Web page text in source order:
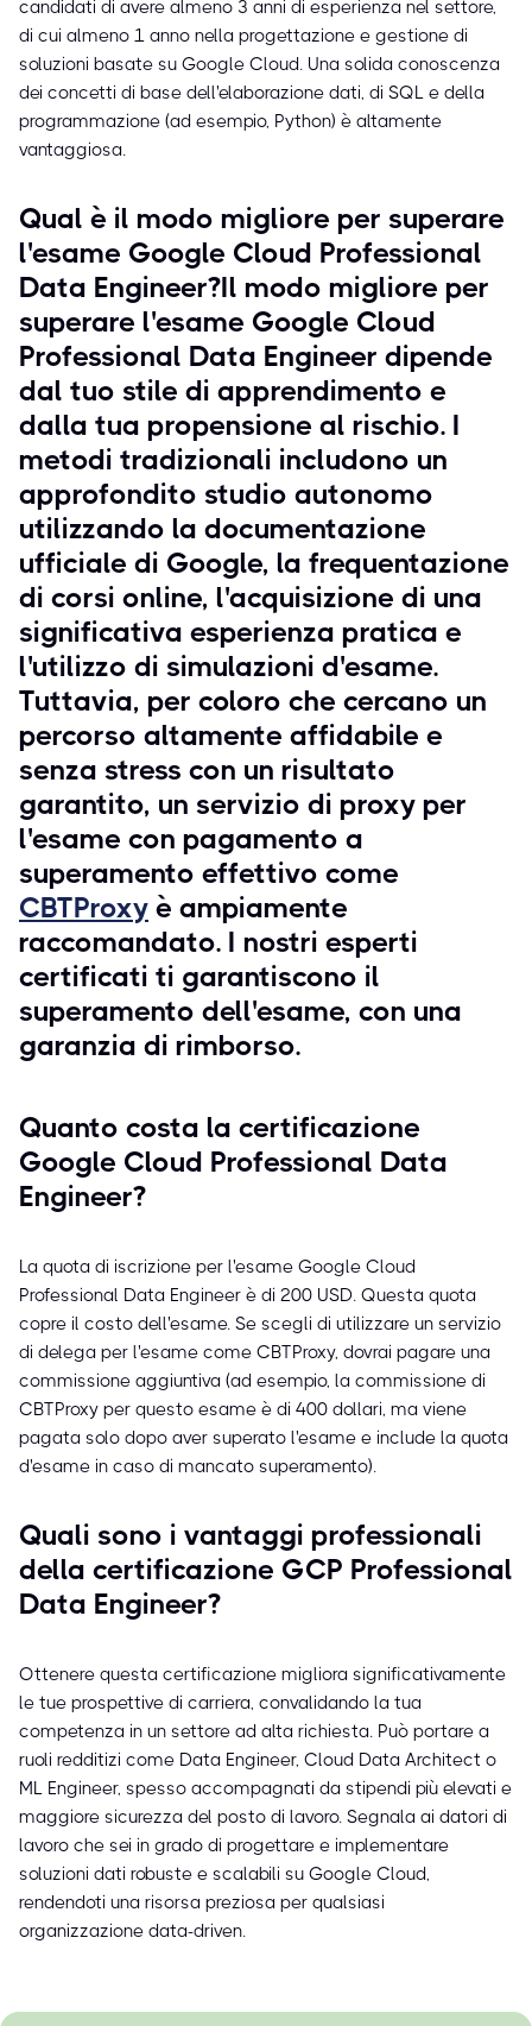
candidati di avere almeno 3 anni di esperienza nel settore,
di cui almeno 1 anno nella progettazione e gestione di
soluzioni basate su Google Cloud. Una solida conoscenza
dei concetti di base dell'elaborazione dati, di SQL e della
programmazione (ad esempio, Python) è altamente
vantaggiosa.
Qual è il modo migliore per superare
l'esame Google Cloud Professional
Data Engineer?Il modo migliore per
superare l'esame Google Cloud
Professional Data Engineer dipende
dal tuo stile di apprendimento e
dalla tua propensione al rischio. I
metodi tradizionali includono un
approfondito studio autonomo
utilizzando la documentazione
ufficiale di Google, la frequentazione
di corsi online, l'acquisizione di una
significativa esperienza pratica e
l'utilizzo di simulazioni d'esame.
Tuttavia, per coloro che cercano un
percorso altamente affidabile e
senza stress con un risultato
garantito, un servizio di proxy per
l'esame con pagamento a
superamento effettivo come
CBTProxy è ampiamente
raccomandato. I nostri esperti
certificati ti garantiscono il
superamento dell'esame, con una
garanzia di rimborso.
Quanto costa la certificazione
Google Cloud Professional Data
Engineer?
La quota di iscrizione per l'esame Google Cloud
Professional Data Engineer è di 200 USD. Questa quota
copre il costo dell'esame. Se scegli di utilizzare un servizio
di delega per l'esame come CBTProxy, dovrai pagare una
commissione aggiuntiva (ad esempio, la commissione di
CBTProxy per questo esame è di 400 dollari, ma viene
pagata solo dopo aver superato l'esame e include la quota
d'esame in caso di mancato superamento).
Quali sono i vantaggi professionali
della certificazione GCP Professional
Data Engineer?
Ottenere questa certificazione migliora significativamente
le tue prospettive di carriera, convalidando la tua
competenza in un settore ad alta richiesta. Può portare a
ruoli redditizi come Data Engineer, Cloud Data Architect o
ML Engineer, spesso accompagnati da stipendi più elevati e
maggiore sicurezza del posto di lavoro. Segnala ai datori di
lavoro che sei in grado di progettare e implementare
soluzioni dati robuste e scalabili su Google Cloud,
rendendoti una risorsa preziosa per qualsiasi
organizzazione data-driven.